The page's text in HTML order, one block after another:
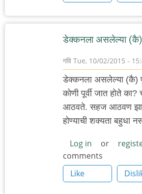
डेक्कनला असलेल्या (कै)
गवि Tue, 10/02/2015 -
डेक्कनला असलेल्या (कै)
कोणी पूर्वी जात होते
आठवते. सहज आठवण
होण्याची शक्यता बहुधा
Log in or
comments
Like